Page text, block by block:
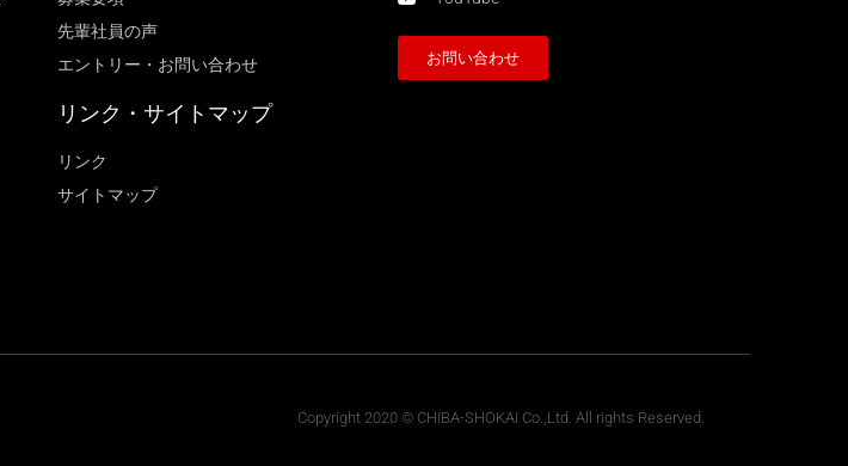
先輩社員の声
エントリー・お問い合わせ
リンク・サイトマップ
リンク
サイトマップ
お問い合わせ
Copyright 2020 © CHIBA-SHOKAI Co.,Ltd. All rights Reserved.